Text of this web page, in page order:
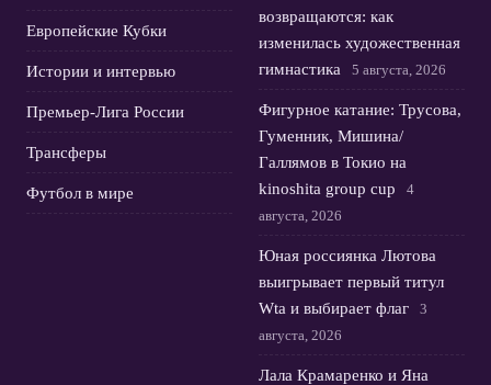
Европейские Кубки
Истории и интервью
Премьер-Лига России
Трансферы
Футбол в мире
возвращаются: как
изменилась художественная
гимнастика
5 августа, 2026
Фигурное катание: Трусова,
Гуменник, Мишина/
Галлямов в Токио на
kinoshita group cup
4
августа, 2026
Юная россиянка Лютова
выигрывает первый титул
Wta и выбирает флаг
3
августа, 2026
Лала Крамаренко и Яна